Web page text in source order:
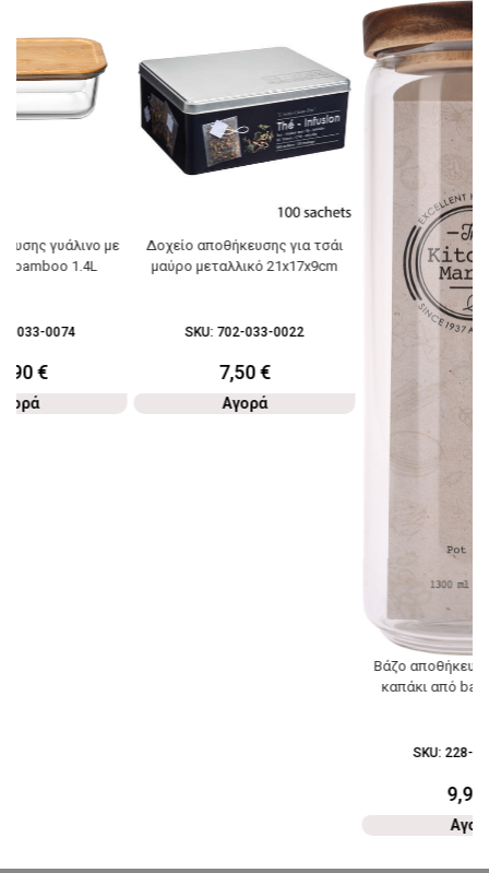
γυάλινο με
bamboo 1.4L
033-0074
€
Δοχείο αποθήκευσης για τσάι
μαύρο μεταλλικό 21x17x9cm
SKU: 702-033-0022
7,50€
Αγορά
Βάζο
καπάκι από
SKU: 228-
9,90